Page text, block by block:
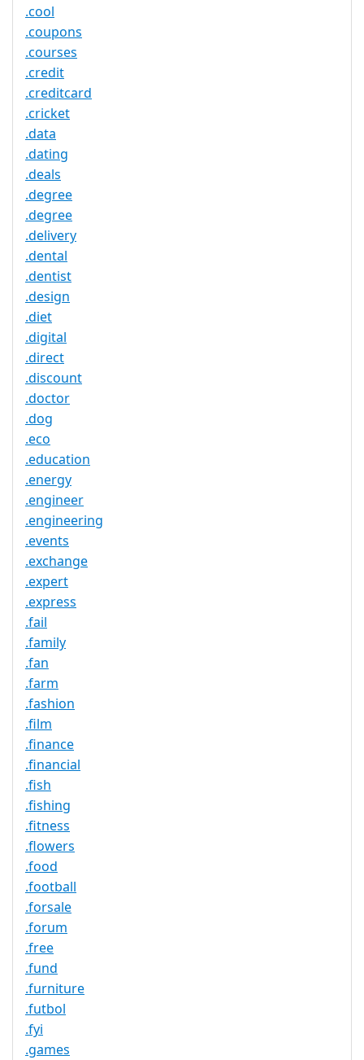
.cool
.coupons
.courses
.credit
.creditcard
.cricket
.data
.dating
.deals
.degree
.degree
.delivery
.dental
.dentist
.design
.diet
.digital
.direct
.discount
.doctor
.dog
.eco
.education
.energy
.engineer
.engineering
.events
.exchange
.expert
.express
.fail
.family
.fan
.farm
.fashion
.film
.finance
.financial
.fish
.fishing
.fitness
.flowers
.food
.football
.forsale
.forum
.free
.fund
.furniture
.futbol
.fyi
.games